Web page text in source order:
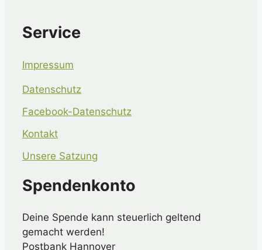
Service
Impressum
Datenschutz
Facebook-Datenschutz
Kontakt
Unsere Satzung
Spendenkonto
Deine Spende kann steuerlich geltend
gemacht werden!
Postbank Hannover